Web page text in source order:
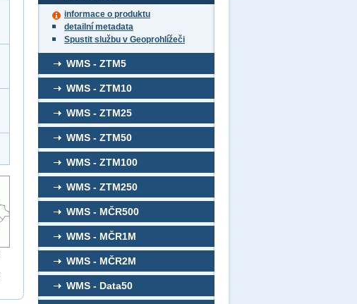
informace o produktu
detailní metadata
Spustit službu v Geoprohlížeči
WMS - ZTM5
WMS - ZTM10
WMS - ZTM25
WMS - ZTM50
WMS - ZTM100
WMS - ZTM250
WMS - MČR500
WMS - MČR1M
WMS - MČR2M
WMS - Data50